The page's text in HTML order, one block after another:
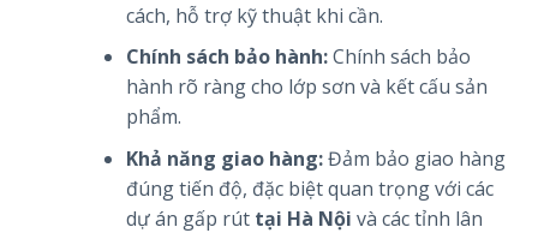
cách, hỗ trợ kỹ thuật khi cần.
Chính sách bảo hành:Chính sách bảo
hành rõ ràng cho lớp sơn và kết cấu sản
phẩm.
Khả năng giao hàng:Đảm bảo giao hàng
đúng tiến độ, đặc biệt quan trọng với các
dự án gấp rút tại Hà Nội và các tỉnh lân